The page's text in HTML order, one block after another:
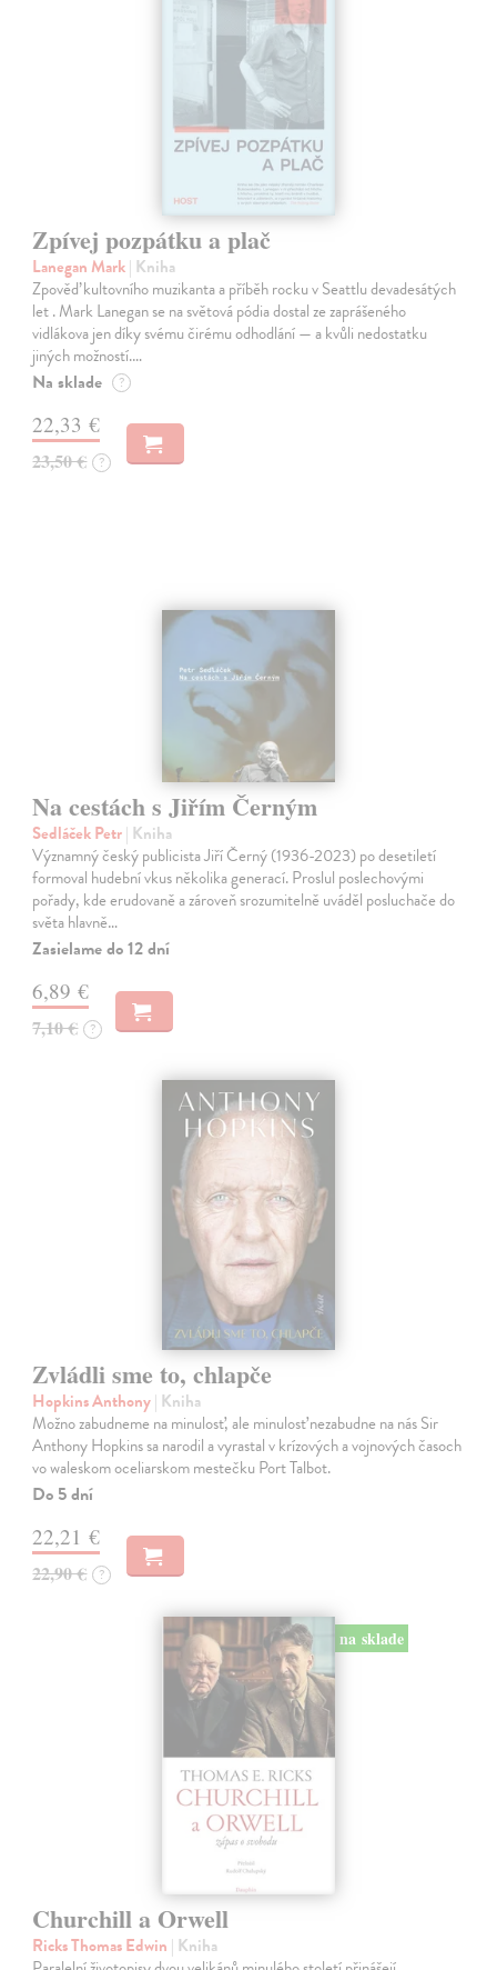
Zpívej pozpátku a plač
Lanegan Mark| Kniha
Zpověď kultovního muzikanta a příběh rocku v Seattlu devadesátých
let . Mark Lanegan se na světová pódia dostal ze zaprášeného
vidlákova jen díky svému čirému odhodlání — a kvůli nedostatku
jiných možností.…
Na sklade ?
22,33 €
23,50 € ?
Na cestách s Jiřím Černým
Sedláček Petr| Kniha
Významný český publicista Jiří Černý (1936-2023) po desetiletí
formoval hudební vkus několika generací. Proslul poslechovými
pořady, kde erudovaně a zároveň srozumitelně uváděl posluchače do
světa hlavně…
Zasielame do 12 dní
6,89 €
7,10 € ?
Zvládli sme to, chlapče
Hopkins Anthony| Kniha
Možno zabudneme na minulosť, ale minulosť nezabudne na nás Sir
Anthony Hopkins sa narodil a vyrastal v krízových a vojnových časoch
vo waleskom oceliarskom mestečku Port Talbot.
Do 5 dní
22,21 €
22,90 € ?
na sklade
Churchill a Orwell
Ricks Thomas Edwin | Kniha